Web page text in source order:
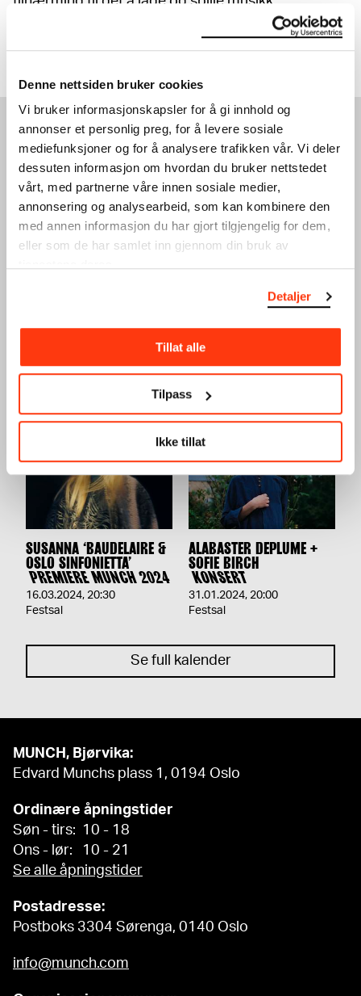
Denne nettsiden bruker cookies
Vi bruker informasjonskapsler for å gi innhold og
annonser et personlig preg, for å levere sosiale
mediefunksjoner og for å analysere trafikken vår. Vi deler
dessuten informasjon om hvordan du bruker nettstedet
vårt, med partnerne våre innen sosiale medier,
annonsering og analysearbeid, som kan kombinere den
med annen informasjon du har gjort tilgjengelig for dem,
eller som de har samlet inn gjennom din bruk av
Detaljer
Tillat alle
Tilpass
Ikke tillat
Vis mer
SE OGSÅ
06.04.2024,20:00
UTE PRESENTS: AURAL
17.02.2024
Festsal
SUSANNA ‘BAUDELAIRE &
OSLO SINFONIETTA’
PREMIERE MUNCH 2024
16.03.2024, 20:30
Festsal
ALABASTER DEPLUME +
SOFIE BIRCH
KONSERT
31.01.2024, 20:00
Festsal
Se full kalender
MUNCH, Bjørvika:
Edvard Munchs plass 1, 0194 Oslo
Ordinære åpningstider
Søn - tirs: 10 - 18
Ons - lør: 10 - 21
Se alle åpningstider
Postadresse:
Postboks 3304 Sørenga, 0140 Oslo
info@munch.com